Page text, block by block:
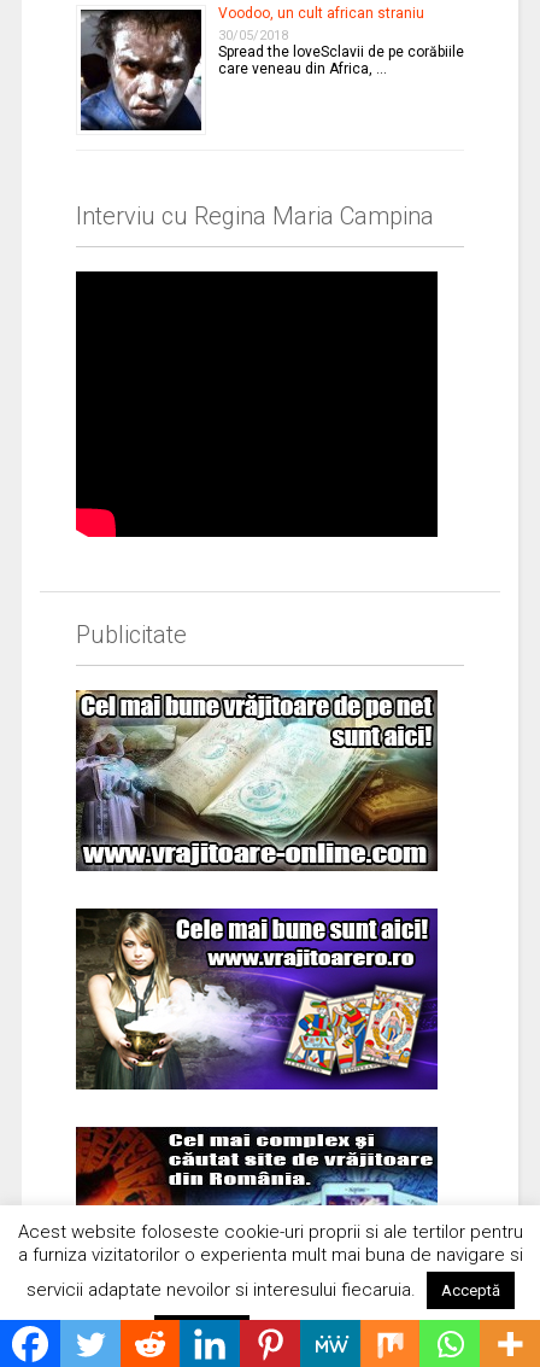
Voodoo, un cult african straniu
30/05/2018
Spread the loveSclavii de pe corăbiile
care veneau din Africa, …
Interviu cu Regina Maria Campina
Publicitate
Acest website foloseste cookie-uri proprii si ale tertilor pentru
a furniza vizitatorilor o experienta mult mai buna de navigare si
servicii adaptate nevoilor si interesului fiecaruia.
Acceptă
Respinge Citește mai mult